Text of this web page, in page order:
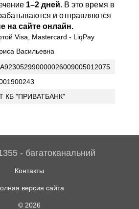
1–2 дней. В это время в
и отправляются
на сайте онлайн.
Visa, Mastercard - LiqPay
Васильевна
КБ "ПРИВАТБАНК"
- багатоканальний
Контакты
версия сайта
© 2026